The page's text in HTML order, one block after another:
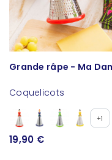
Grande râpe - Ma
Coquelicots
+1
19,90 €